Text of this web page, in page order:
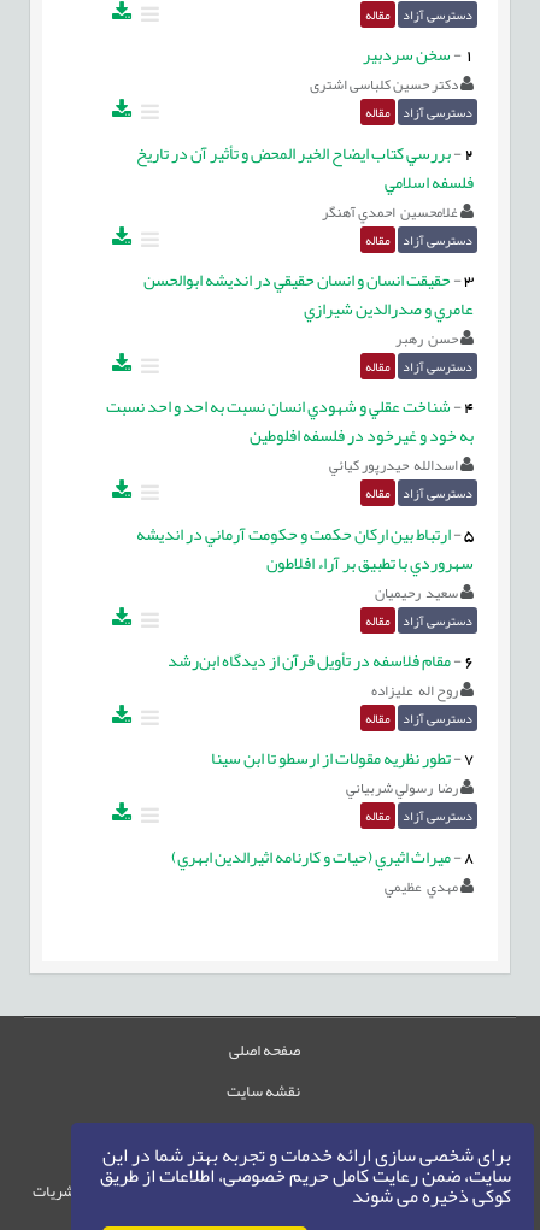
برای شخصی سازی ارائه خدمات و تجربه بهتر شما در این
سایت، ضمن رعایت کامل حریم خصوصی، اطلاعات از طریق
کوکی ذخیره می شوند
دسترسی آزاد مقاله
-سخن سردبیر
دکتر حسین کلباسی اشتری
دسترسی آزاد مقاله
2
-بررسي کتاب ايضاح الخير المحض و تأثير آن در تاريخ
فلسفه اسلامي
غلامحسين احمدي آهنگر
دسترسی آزاد مقاله
3
-حقيقت انسان و انسان حقيقي در انديشه ابوالحسن
عامري و صدرالدين شيرازي
حسن رهبر
دسترسی آزاد مقاله
4
-شناخت عقلي و شهودي انسان نسبت به احد و احد نسبت
به خود و غيرخود در فلسفه افلوطين
اسدالله حيدرپور کيائي
دسترسی آزاد مقاله
5
-ارتباط بين ارکان حکمت و حکومت آرماني در انديشه
سهروردي با تطبيق بر آراء افلاطون
سعيد رحيميان
دسترسی آزاد مقاله
6
-مقام فلاسفه در تأويل قرآن از ديدگاه ابن‌رشد
روح اله عليزاده
دسترسی آزاد مقاله
7
-تطور نظريه مقولات از ارسطو تا ابن سينا
رضا رسولي شربياني
دسترسی آزاد مقاله
8
-ميراث اثيري (حيات و کارنامه اثيرالدين ابهري)
مهدي عظيمي
صفحه اصلی
نقشه سایت
تماس با ما
حقوق این وب‌سایت متعلق به سامانه مدیریت نشریات
رایمگ است.